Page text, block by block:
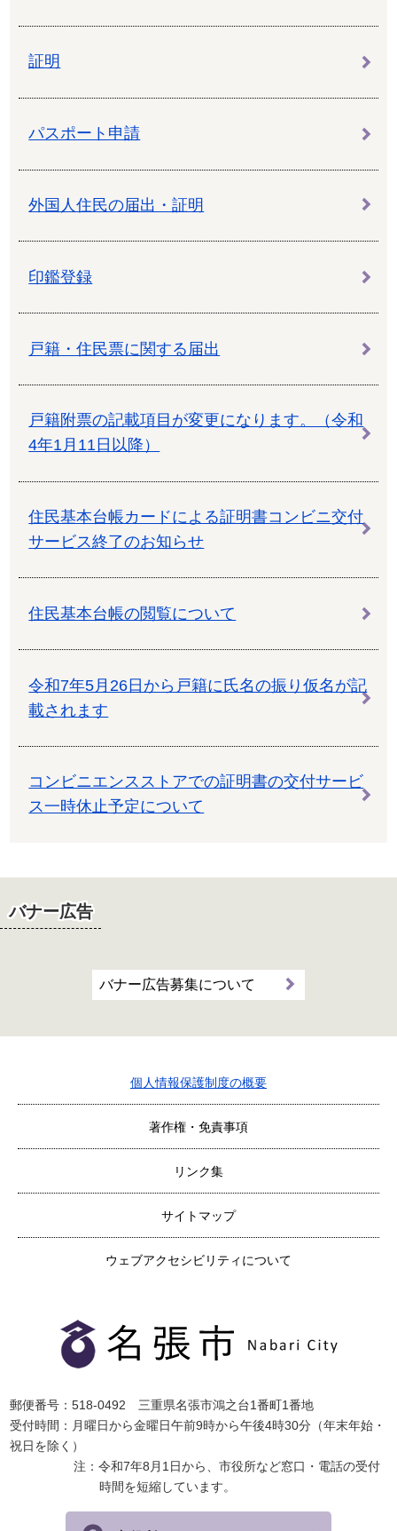
証明
パスポート申請
外国人住民の届出・証明
印鑑登録
戸籍・住民票に関する届出
戸籍附票の記載項目が変更になります。（令和
4年1月11日以降）
住民基本台帳カードによる証明書コンビニ交付
サービス終了のお知らせ
住民基本台帳の閲覧について
令和7年5月26日から戸籍に氏名の振り仮名が記
載されます
コンビニエンスストアでの証明書の交付サービ
ス一時休止予定について
バナー広告
バナー広告募集について
個人情報保護制度の概要
著作権・免責事項
リンク集
サイトマップ
ウェブアクセシビリティについて
郵便番号：518-0492 三重県名張市鴻之台1番町1番地
受付時間：月曜日から金曜日午前9時から午後4時30分（年末年始・
祝日を除く）
注：令和7年8月1日から、市役所など窓口・電話の受付
時間を短縮しています。